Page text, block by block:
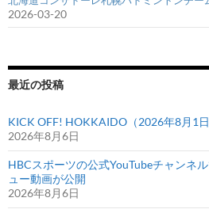
2026-03-20
最近の投稿
KICK OFF! HOKKAIDO（2026年8月1日
2026年8月6日
HBCスポーツの公式YouTubeチャンネ
ュー動画が公開
2026年8月6日